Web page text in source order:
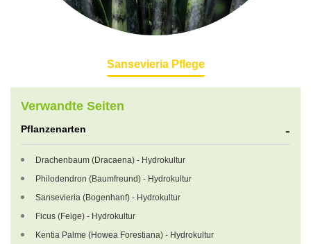
Sansevieria Pflege
Verwandte Seiten
Pflanzenarten
Drachenbaum (Dracaena) - Hydrokultur
Philodendron (Baumfreund) - Hydrokultur
Sansevieria (Bogenhanf) - Hydrokultur
Ficus (Feige) - Hydrokultur
Kentia Palme (Howea Forestiana) - Hydrokultur